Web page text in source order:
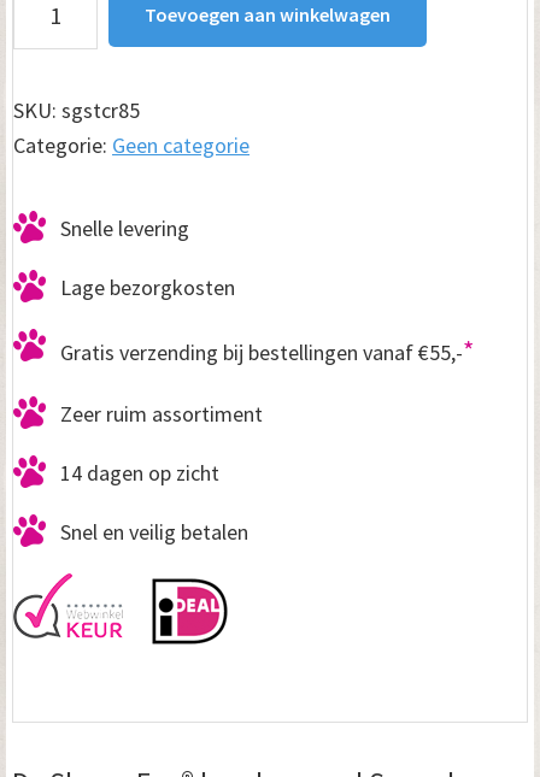
Snuggle
Sleepy
Fox®
Touch
Cream
85cm
Toevoegen aan winkelwagen
SKU: sgstcr85
Categorie: Geen categorie
Snelle levering
Lage bezorgkosten
Gratis verzending bij bestellingen vanaf €55,-*
Zeer ruim assortiment
14 dagen op zicht
Snel en veilig betalen